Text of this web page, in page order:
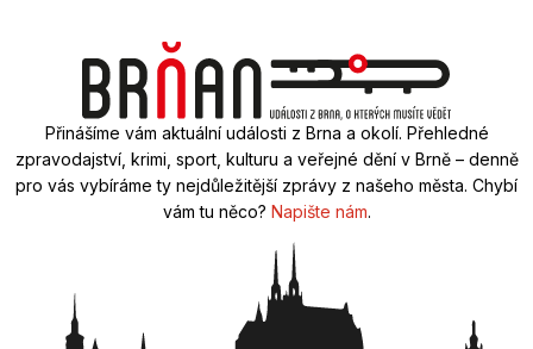
Přinášíme vám aktuální události z Brna a okolí. Přehledné
zpravodajství, krimi, sport, kulturu a veřejné dění v Brně – denně
pro vás vybíráme ty nejdůležitější zprávy z našeho města. Chybí
vám tu něco? Napište nám.